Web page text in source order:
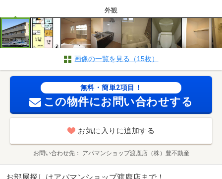
外観
画像の一覧を見る（15枚）
無料・簡単2項目！
この物件にお問い合わせする
お気に入りに追加する
お問い合わせ先 アパマンショップ渡鹿店（株）豊不動産